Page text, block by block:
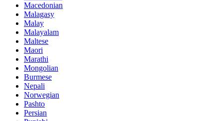
Macedonian
Malagasy
Malay
Malayalam
Maltese
Maori
Marathi
Mongolian
Burmese
Nepali
Norwegian
Pashto
Persian